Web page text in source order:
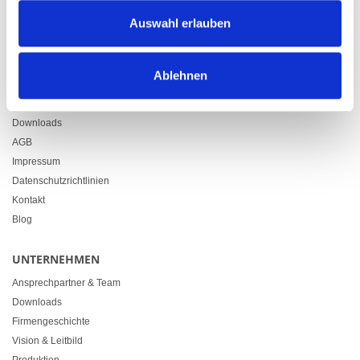
Auswahl erlauben
Ablehnen
Zürcherstrasse 37
LINKS
Downloads
AGB
Impressum
Datenschutzrichtlinien
Kontakt
Blog
UNTERNEHMEN
Ansprechpartner & Team
Downloads
Firmengeschichte
Vision & Leitbild